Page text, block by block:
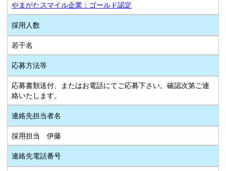
やまがたスマイル企業：ゴールド認定
採用人数
若干名
応募方法等
応募書類送付、またはお電話にてご応募下さい。確認次第ご連
絡いたします。
連絡先担当者名
採用担当 伊藤
連絡先電話番号